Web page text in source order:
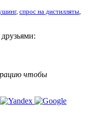
, спрос на дистилляты
чтобы